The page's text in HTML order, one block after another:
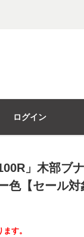
ログイン
」木部ブ
色【セール対
す。